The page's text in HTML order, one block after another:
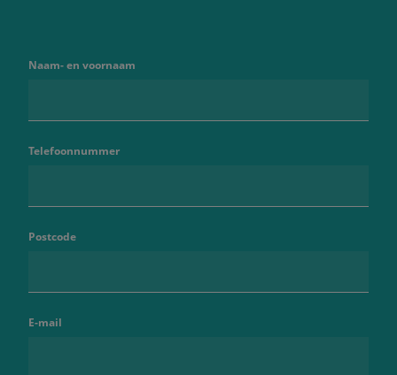
Naam- en voornaam
Telefoonnummer
Postcode
E-mail